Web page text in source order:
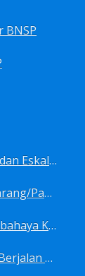
BNSP
Sertifikasi Ahli K3 Spesialis Elevator dan Eskalator KEMNAKER
Sertifikasi Alat Angkat Listrik/Lift Barang/Passenger Hoist KEMNAKER
Sertifikasi Alat Angkutan Bahan Berbahaya KEMNAKER
Sertifikasi Ban Berjalan Dan Rantai Berjalan KEMNAKER